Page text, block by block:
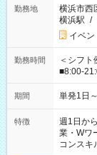
勤務地
横浜市西
横浜駅 /
イベ
勤務時間
＜シフ
■8:00-
期間 単発1日
特徴 週1日か
業・Wワ
コンスキ